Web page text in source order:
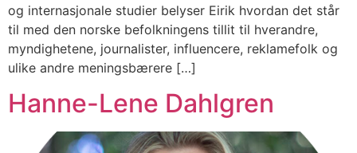
og internasjonale studier belyser Eirik hvordan det står
til med den norske befolkningens tillit til hverandre,
myndighetene, journalister, influencere, reklamefolk og
ulike andre meningsbærere […]
Hanne-Lene Dahlgren